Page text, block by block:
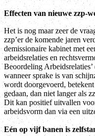
Effecten van nieuwe zzp-
Het is nog maar zeer de
zzp’er de komende jaren
demissionaire kabinet met
arbeidsrelaties en
Beoordeling
wanneer sprake is van
wordt doorgevoerd,
gedaan, dan niet langer als
Dit kan positief uitvallen
arbeidsvorm dan via een
Eén op vijf banen is